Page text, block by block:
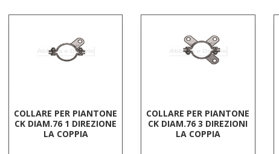
COLLARE PER PIANTONE
CK DIAM.76 1 DIREZIONE
LA COPPIA
COLLARE PER PIANTONE
CK DIAM.76 3 DIREZIONI
LA COPPIA